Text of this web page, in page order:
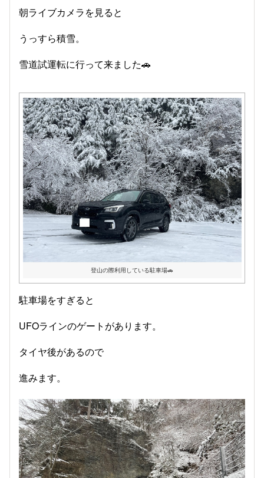
朝ライブカメラを見ると
うっすら積雪。
雪道試運転に行って来ました🚗
登山の際利用している駐車場🚗
駐車場をすぎると
UFOラインのゲートがあります。
タイヤ後があるので
進みます。